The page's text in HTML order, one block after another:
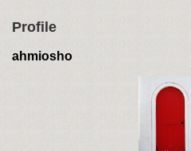
Profile
ahmiosho